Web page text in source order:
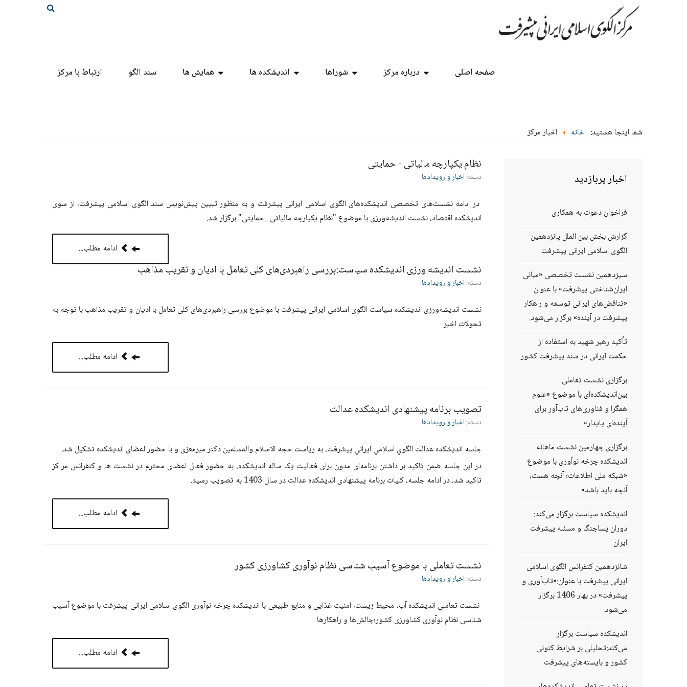
صفحه اصلی درباره مرکز شوراها اندیشکده ها همایش ها سند الگو ارتباط با مرکز
شما اینجا هستید: خانه اخبار مرکز
نظام یکپارچه‌ مالیاتی‌ - حمایتی
دسته:اخبار و رویدادها
در ادامه نشست‌‌های تخصصی‌ اندیشکده‌های الگوی اسلامی ایرانی پیشرفت و به منظور تبیین پیش‌نویس سند الگوی اسلامی پیشرفت، از سوی
اندیشکده اقتصاد، نشست اندیشه‌ورزی‌ با موضوع "نظام یکپارچه‌ مالیاتی‌ _حمایتی‌" برگزار شد.
ادامه مطلب...
نشست اندیشه ورزی اندیشکده سیاست:بررسی راهبردی‌های کلی تعامل با ادیان و تقریب مذاهب
دسته:اخبار و رویدادها
نشست اندیشه‌ورزی اندیشکده سیاست الگوی اسلامی ایرانی پیشرفت با موضوع بررسی راهبردی‌های کلی تعامل با ادیان و تقریب مذاهب با توجه به
تحولات اخیر
ادامه مطلب...
تصویب برنامه پیشنهادی اندیشکده عدالت
دسته:اخبار و رویدادها
جلسه اندیشکده عدالت الگوي اسلامي ايراني پيشرفت، به ریاست حجه الاسلام والمسلمین دکتر میرمعزی و با حضور اعضای اندیشکده تشکیل شد.
در این جلسه ضمن تاکید بر داشتن برنامه‌ای مدون برای فعالیت یک ساله اندیشکده، به حضور فعال اعضای محترم در نشست ها و کنفرانس مر کز
تاکید شد، در ادامه جلسه‌، کلیات برنامه پیشنهادی اندیشکده عدالت در سال 1403 به تصویب رسید.
ادامه مطلب...
نشست تعاملی با موضوع آسیب شناسی نظام نوآوری کشاورزی کشور
دسته:اخبار و رویدادها
نشست تعاملی اندیشکده آب، محیط زیست، امنیت غذایی و منابع طبیعی با اندیشکده چرخه نوآوری الگوی اسلامی ایرانی پیشرفت با موضوع آسیب
شناسی نظام نوآوری کشاورزی کشور؛چالش‌ها و راهکارها
ادامه مطلب...
اخبارپربازدید
فراخوان دعوت به همکاری
گزارش بخش بین الملل پانزدهمین
الگوی اسلامی ایرانی پیشرفت
سیزدهمین نشست تخصصی «مبانی
ایران‌شناختی پیشرفت» با عنوان
«تناقض‌های ایرانی توسعه و راهکار
پیشرفت در آینده» برگزار می‌شود.
تأکید رهبر شهید به استفاده از
حکمت ایرانی در سند پیشرفت کشور
برگزاری نشست تعاملی
بین‌اندیشکده‌ای با موضوع «علوم
همگرا و فناوری‌های تاب‌آور برای
آینده‌ای پایدار»
برگزاری چهارمین نشست ماهانه
اندیشکده چرخه نوآوری با موضوع
«شبکه ملی اطلاعات؛ آنچه هست،
آنچه باید باشد»
اندیشکده سیاست برگزار می‌کند:
دوران پساجنگ و مسئله پیشرفت
ایران
شانزدهمین کنفرانس الگوی اسلامی
ایرانی پیشرفت با عنوان:«تاب‌آوری و
پیشرفت» در بهار 1406 برگزار
می‌شود.
اندیشکده سیاست برگزار
می‌کند:تحلیلی بر شرایط کنونی
کشور و بایسته‌های پیشرفت